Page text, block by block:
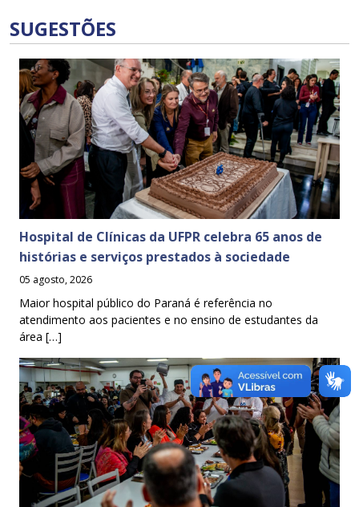
SUGESTÕES
Hospital de Clínicas da UFPR celebra 65 anos de
histórias e serviços prestados à sociedade
05 agosto, 2026
Maior hospital público do Paraná é referência no
atendimento aos pacientes e no ensino de estudantes da
área […]